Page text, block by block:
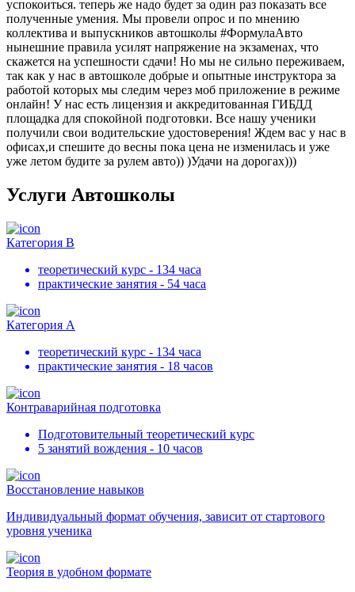
успокоиться. теперь же надо будет за один раз показать все
полученные умения. Мы провели опрос и по мнению
коллектива и выпускников автошколы #ФормулаАвто
нынешние правила усилят напряжение на экзаменах, что
скажется на успешности сдачи! Но мы не сильно переживаем,
так как у нас в автошколе добрые и опытные инструктора за
работой которых мы следим через моб приложение в режиме
онлайн! У нас есть лицензия и аккредитованная ГИБДД
площадка для спокойной подготовки. Все нашу ученики
получили свои водительские удостоверения! Ждем вас у нас в
офисах,и спешите до весны пока цена не изменилась и уже
уже летом будите за рулем авто)) )Удачи на дорогах)))
Услуги Автошколы
Категория В
теоретический курс - 134 часа
практические занятия - 54 часа
Категория А
теоретический курс - 134 часа
практические занятия - 18 часов
Контраварийная подготовка
Подготовительный теоретический курс
5 занятий вождения - 10 часов
Восстановление навыков
Индивидуальный формат обучения, зависит от стартового
уровня ученика
Теория в удобном формате